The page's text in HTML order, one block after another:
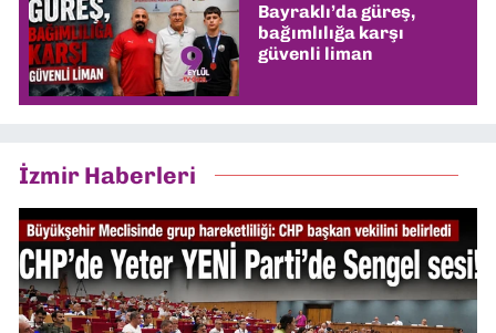
Bayraklı’da güreş,
bağımlılığa karşı
güvenli liman
İzmir Haberleri